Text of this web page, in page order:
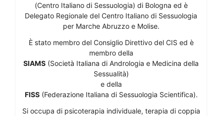
(Centro Italiano di Sessuologia) di Bologna ed è
Delegato Regionale del Centro Italiano di Sessuologia
per Marche Abruzzo e Molise.
È stato membro del Consiglio Direttivo del CIS ed è
membro della
SIAMS (Società Italiana di Andrologia e Medicina della
Sessualità)
e della
FISS(Federazione Italiana di Sessuologia Scientifica).
Si occupa di psicoterapia individuale, terapia di coppia